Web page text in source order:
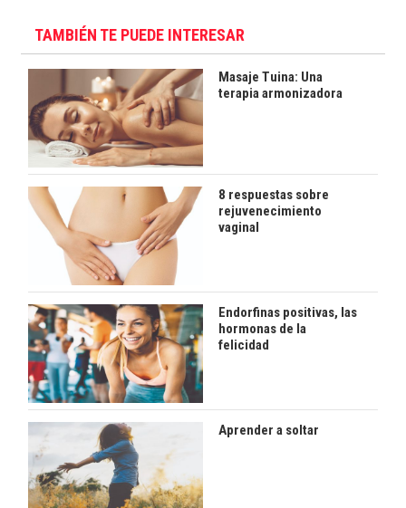
TAMBIÉN TE PUEDE INTERESAR
Masaje Tuina: Una
terapia armonizadora
8 respuestas sobre
rejuvenecimiento
vaginal
Endorfinas positivas, las
hormonas de la
felicidad
Aprender a soltar